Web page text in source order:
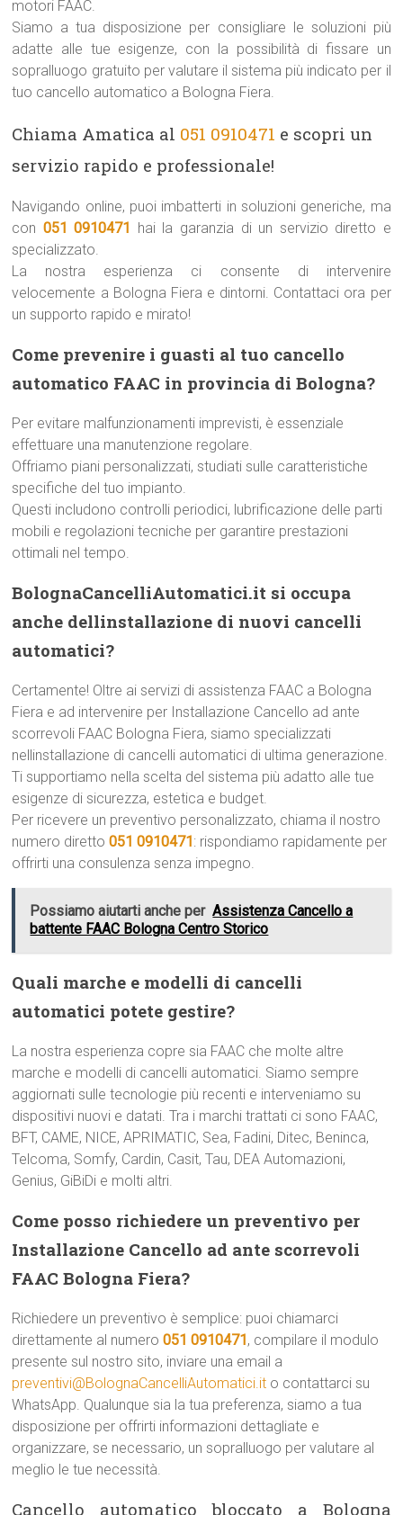
motori FAAC.
Siamo a tua disposizione per consigliare le soluzioni più
adatte alle tue esigenze, con la possibilità di fissare un
sopralluogo gratuito per valutare il sistema più indicato per il
tuo cancello automatico a Bologna Fiera.
Chiama Amatica al 051 0910471 e scopri un
servizio rapido e professionale!
Navigando online, puoi imbatterti in soluzioni generiche, ma
con 051 0910471 hai la garanzia di un servizio diretto e
specializzato.
La nostra esperienza ci consente di intervenire
velocemente a Bologna Fiera e dintorni. Contattaci ora per
un supporto rapido e mirato!
Come prevenire i guasti al tuo cancello
automatico FAAC in provincia di Bologna?
Per evitare malfunzionamenti imprevisti, è essenziale
effettuare una manutenzione regolare.
Offriamo piani personalizzati, studiati sulle caratteristiche
specifiche del tuo impianto.
Questi includono controlli periodici, lubrificazione delle parti
mobili e regolazioni tecniche per garantire prestazioni
ottimali nel tempo.
BolognaCancelliAutomatici.it si occupa
anche dellinstallazione di nuovi cancelli
automatici?
Certamente! Oltre ai servizi di assistenza FAAC a Bologna
Fiera e ad intervenire per Installazione Cancello ad ante
scorrevoli FAAC Bologna Fiera, siamo specializzati
nellinstallazione di cancelli automatici di ultima generazione.
Ti supportiamo nella scelta del sistema più adatto alle tue
esigenze di sicurezza, estetica e budget.
Per ricevere un preventivo personalizzato, chiama il nostro
numero diretto051 0910471: rispondiamo rapidamente per
offrirti una consulenza senza impegno.
Possiamo aiutarti anche per Assistenza Cancello a
battente FAAC Bologna Centro Storico
Quali marche e modelli di cancelli
automatici potete gestire?
La nostra esperienza copre sia FAAC che molte altre
marche e modelli di cancelli automatici. Siamo sempre
aggiornati sulle tecnologie più recenti e interveniamo su
dispositivi nuovi e datati. Tra i marchi trattati ci sono FAAC,
BFT, CAME, NICE, APRIMATIC, Sea, Fadini, Ditec, Beninca,
Telcoma, Somfy, Cardin, Casit, Tau, DEA Automazioni,
Genius, GiBiDi e molti altri.
Come posso richiedere un preventivo per
Installazione Cancello ad ante scorrevoli
FAAC Bologna Fiera?
Richiedere un preventivo è semplice: puoi chiamarci
direttamente al numero051 0910471, compilare il modulo
presente sul nostro sito, inviare una email a
preventivi@BolognaCancelliAutomatici.it o contattarci su
WhatsApp. Qualunque sia la tua preferenza, siamo a tua
disposizione per offrirti informazioni dettagliate e
organizzare, se necessario, un sopralluogo per valutare al
meglio le tue necessità.
Cancello automatico bloccato a Bologna